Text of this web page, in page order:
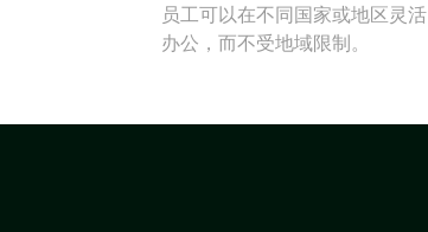
员工可以在不同国家或地区灵活
办公，而不受地域限制。